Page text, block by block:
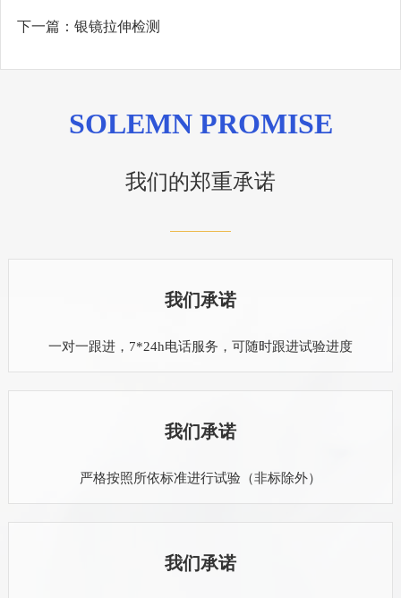
下一篇： 银镜拉伸检测
SOLEMN PROMISE
我们的郑重承诺
我们承诺
一对一跟进，7*24h电话服务，可随时跟进试验进度
我们承诺
严格按照所依标准进行试验（非标除外）
我们承诺